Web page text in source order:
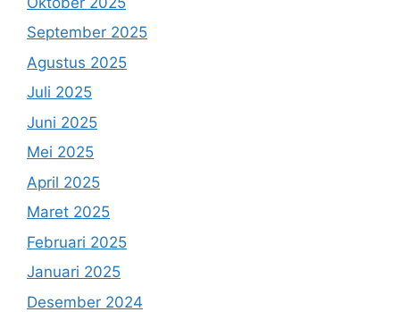
September 2025
Agustus 2025
Juli 2025
Juni 2025
Mei 2025
April 2025
Maret 2025
Februari 2025
Januari 2025
Desember 2024